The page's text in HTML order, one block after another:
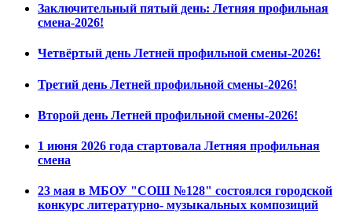
Заключительный пятый день: Летняя профильная
смена-2026!
Четвёртый день Летней профильной смены-2026!
Третий день Летней профильной смены-2026!
Второй день Летней профильной смены-2026!
1 июня 2026 года стартовала Летняя профильная
смена
23 мая в МБОУ "СОШ №128" состоялся городской
конкурс литературно- музыкальных композиций